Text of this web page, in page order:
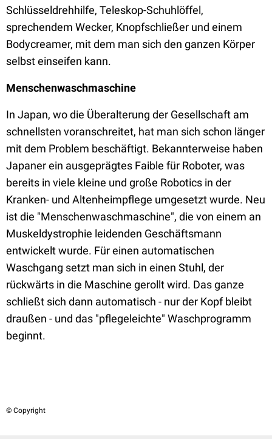
Schlüsseldrehhilfe, Teleskop-Schuhlöffel,
sprechendem Wecker, Knopfschließer und einem
Bodycreamer, mit dem man sich den ganzen Körper
selbst einseifen kann.
Menschenwaschmaschine
In Japan, wo die Überalterung der Gesellschaft am
schnellsten voranschreitet, hat man sich schon länger
mit dem Problem beschäftigt. Bekannterweise haben
Japaner ein ausgeprägtes Faible für Roboter, was
bereits in viele kleine und große Robotics in der
Kranken- und Altenheimpflege umgesetzt wurde. Neu
ist die "Menschenwaschmaschine", die von einem an
Muskeldystrophie leidenden Geschäftsmann
entwickelt wurde. Für einen automatischen
Waschgang setzt man sich in einen Stuhl, der
rückwärts in die Maschine gerollt wird. Das ganze
schließt sich dann automatisch - nur der Kopf bleibt
draußen - und das "pflegeleichte" Waschprogramm
beginnt.
© Copyright